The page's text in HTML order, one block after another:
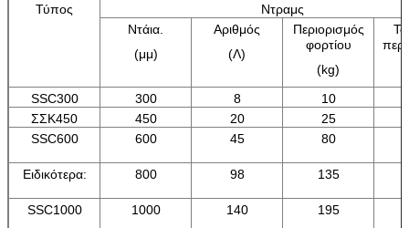
Τύπος
Ντραμς
Ντάια.
(μμ)
Αριθμός
(Λ)
Περιορισμός
φορτίου
(kg)
SSC300
300 8 10
ΣΣΚ450
450 20 25
SSC600
600 45 80
Ειδικότερα: 800 98 135
SSC1000 1000 140 195